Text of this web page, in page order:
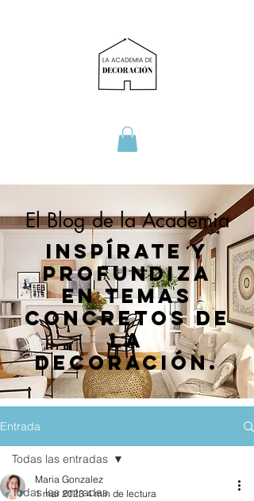
El Blog de la Academia
Inspírate y
profundiza
en temas
concretos de
la
decoración.
Entrada
Todas las entradas
Todas las entradas
Maria Gonzalez
1 mar 2023 4 min de lectura